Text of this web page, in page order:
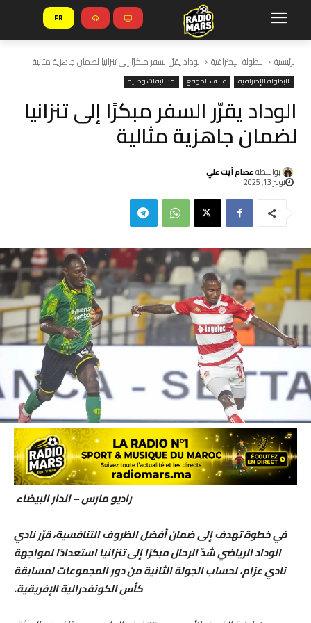
FR
الرئيسية البطولة الإحترافية الوداد يقرّر السفر مبكرًا إلى تنزانيا لضمان جاهزية مثالية
البطولة الإحترافية غلاف الموقع مسابقات وطنية
الوداد يقرّر السفر مبكرًا إلى تنزانيا
لضمان جاهزية مثالية
بواسطة عصام أيت علي
نونبر 13, 2025
راديو مارس – الدار البيضاء
في خطوة تهدف إلى ضمان أفضل الظروف التنافسية، قرّر نادي
الوداد الرياضي شدّ الرحال مبكرًا إلى تنزانيا استعدادًا لمواجهة
نادي عزام، لحساب الجولة الثانية من دور المجموعات لمسابقة
كأس الكونفدرالية الإفريقية.